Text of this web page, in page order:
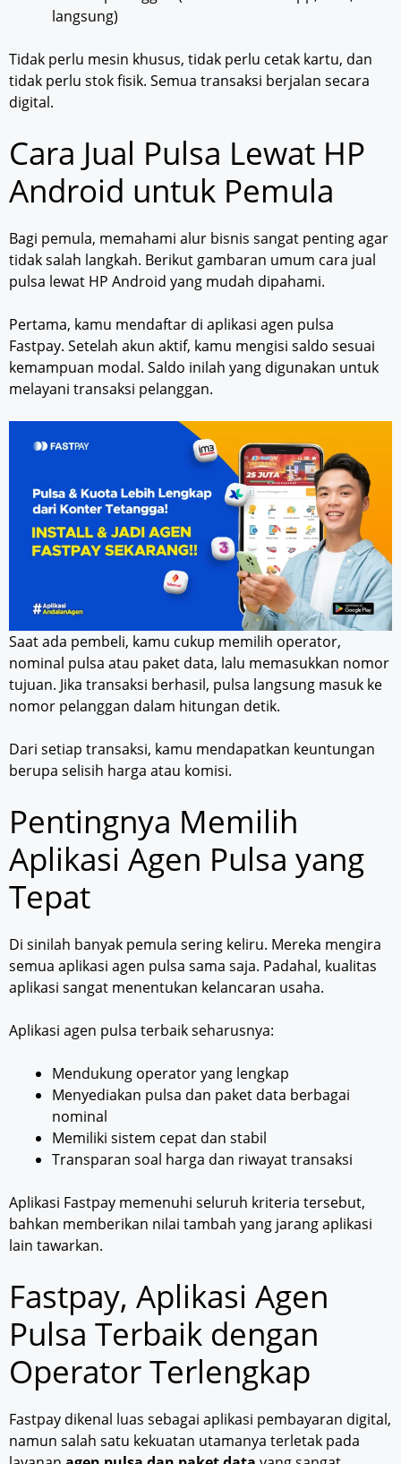
langsung)
Tidak perlu mesin khusus, tidak perlu cetak kartu, dan
tidak perlu stok fisik. Semua transaksi berjalan secara
digital.
Cara Jual Pulsa Lewat HP
Android untuk Pemula
Bagi pemula, memahami alur bisnis sangat penting agar
tidak salah langkah. Berikut gambaran umum cara jual
pulsa lewat HP Android yang mudah dipahami.
Pertama, kamu mendaftar di aplikasi agen pulsa
Fastpay. Setelah akun aktif, kamu mengisi saldo sesuai
kemampuan modal. Saldo inilah yang digunakan untuk
melayani transaksi pelanggan.
Saat ada pembeli, kamu cukup memilih operator,
nominal pulsa atau paket data, lalu memasukkan nomor
tujuan. Jika transaksi berhasil, pulsa langsung masuk ke
nomor pelanggan dalam hitungan detik.
Dari setiap transaksi, kamu mendapatkan keuntungan
berupa selisih harga atau komisi.
Pentingnya Memilih
Aplikasi Agen Pulsa yang
Tepat
Di sinilah banyak pemula sering keliru. Mereka mengira
semua aplikasi agen pulsa sama saja. Padahal, kualitas
aplikasi sangat menentukan kelancaran usaha.
Aplikasi agen pulsa terbaik seharusnya:
Mendukung operator yang lengkap
Menyediakan pulsa dan paket data berbagai
nominal
Memiliki sistem cepat dan stabil
Transparan soal harga dan riwayat transaksi
Aplikasi Fastpay memenuhi seluruh kriteria tersebut,
bahkan memberikan nilai tambah yang jarang aplikasi
lain tawarkan.
Fastpay, Aplikasi Agen
Pulsa Terbaik dengan
Operator Terlengkap
Fastpay dikenal luas sebagai aplikasi pembayaran digital,
namun salah satu kekuatan utamanya terletak pada